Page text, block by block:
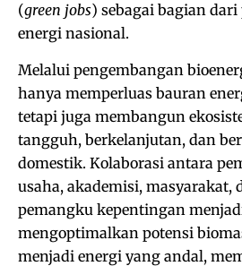
(green jobs) sebagai bagian
energi nasional.
Melalui pengembangan
hanya memperluas bauran
tetapi juga membangun
tangguh, berkelanjutan, dan
domestik. Kolaborasi antara
usaha, akademisi, masyarakat,
pemangku kepentingan
mengoptimalkan potensi
menjadi energi yang andal,